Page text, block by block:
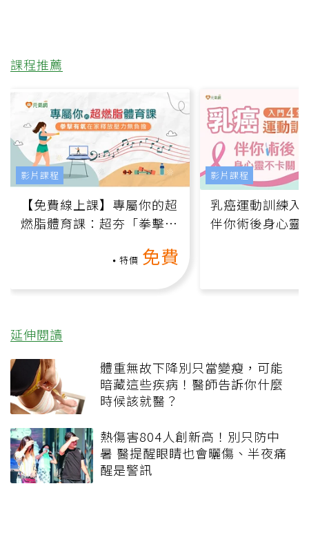
課程推薦
【免費線上課】專屬你的超
燃脂體育課：超夯「拳擊有
特價 免費
影片課程
乳癌運動訓練入
伴你術後身心靈
影片課程
延伸閱讀
體重無故下降別只當變瘦，可能
暗藏這些疾病！醫師告訴你什麼
時候該就醫？
熱傷害804人創新高！別只防中
暑 醫提醒眼睛也會曬傷、半夜痛
醒是警訊